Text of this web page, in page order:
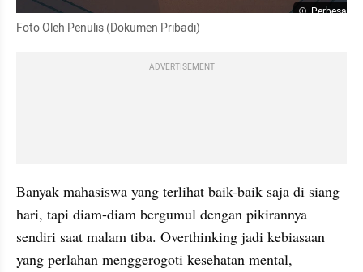
Perbesar
Foto Oleh Penulis (Dokumen Pribadi)
ADVERTISEMENT
Banyak mahasiswa yang terlihat baik-baik saja di siang
hari, tapi diam-diam bergumul dengan pikirannya
sendiri saat malam tiba. Overthinking jadi kebiasaan
yang perlahan menggerogoti kesehatan mental,